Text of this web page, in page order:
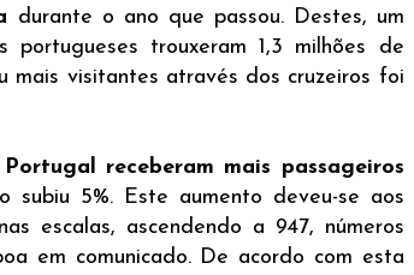
durante o ano que passou. Destes, um
trouxeram 1,3 milhões de
mais visitantes através dos cruzeiros foi
receberam mais passageiros
5%. Este aumento deveu-se aos
escalas, ascendendo a 947, números
em comunicado. De acordo com esta